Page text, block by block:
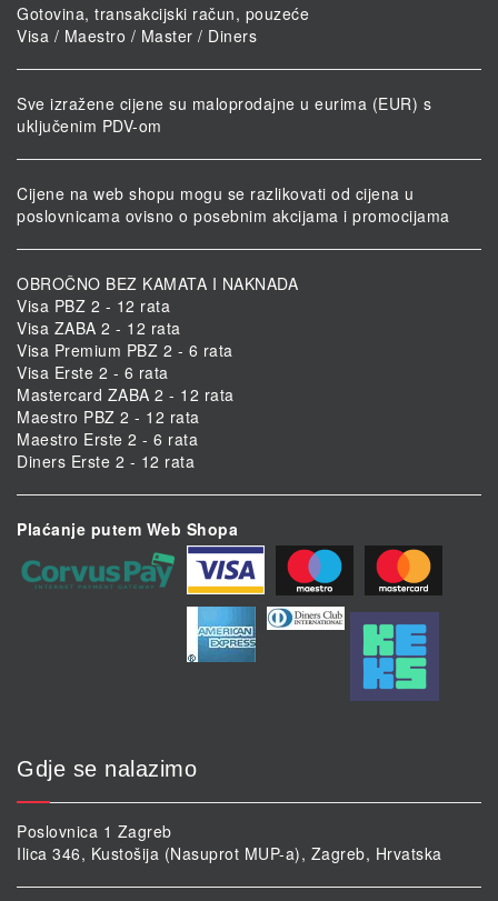
Gotovina, transakcijski račun, pouzeće
Visa / Maestro / Master / Diners
Sve izražene cijene su maloprodajne u eurima (EUR) s
uključenim PDV-om
Cijene na web shopu mogu se razlikovati od cijena u
poslovnicama ovisno o posebnim akcijama i promocijama
OBROČNO BEZ KAMATA I NAKNADA
Visa PBZ 2 - 12 rata
Visa ZABA 2 - 12 rata
Visa Premium PBZ 2 - 6 rata
Visa Erste 2 - 6 rata
Mastercard ZABA 2 - 12 rata
Maestro PBZ 2 - 12 rata
Maestro Erste 2 - 6 rata
Diners Erste 2 - 12 rata
Plaćanje putem Web Shopa
Gdje se nalazimo
Poslovnica 1 Zagreb
Ilica 346, Kustošija (Nasuprot MUP-a), Zagreb, Hrvatska